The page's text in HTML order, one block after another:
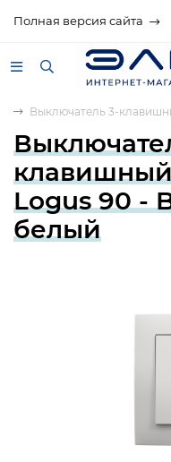
Полная версия сайта
Выключатель 3-
Logus 90 -
белый